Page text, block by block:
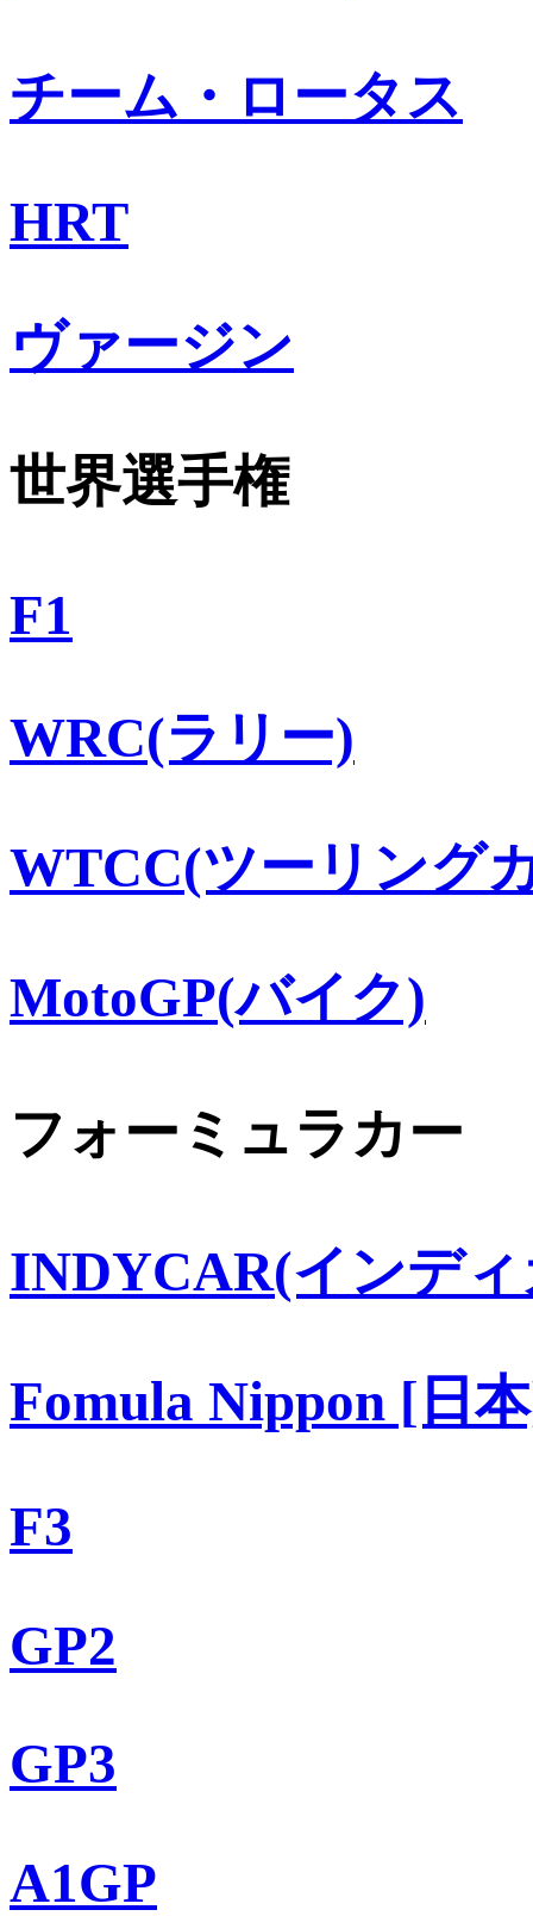
チーム・ロータス
HRT
ヴァージン
世界選手権
F1
WRC(ラリー)
WTCC(ツーリング
MotoGP(バイク)
フォーミュラカー
INDYCAR(インデ
Fomula Nippon [日
F3
GP2
GP3
A1GP